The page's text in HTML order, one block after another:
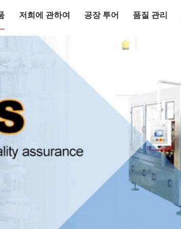
저희에 관하여 공장 투어 품질 관리